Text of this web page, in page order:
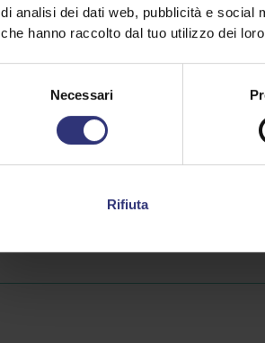
di analisi dei dati web, pubblicità e social
che hanno raccolto dal tuo utilizzo dei
Necessari
Rifiuta